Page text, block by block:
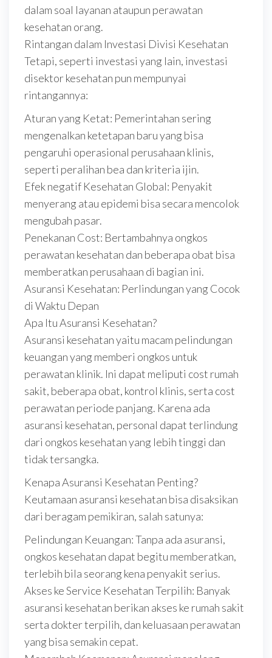
dalam soal layanan ataupun perawatan
kesehatan orang.
Rintangan dalam Investasi Divisi Kesehatan
Tetapi, seperti investasi yang lain, investasi
disektor kesehatan pun mempunyai
rintangannya:
Aturan yang Ketat: Pemerintahan sering
mengenalkan ketetapan baru yang bisa
pengaruhi operasional perusahaan klinis,
seperti peralihan bea dan kriteria ijin.
Efek negatif Kesehatan Global: Penyakit
menyerang atau epidemi bisa secara mencolok
mengubah pasar.
Penekanan Cost: Bertambahnya ongkos
perawatan kesehatan dan beberapa obat bisa
memberatkan perusahaan di bagian ini.
Asuransi Kesehatan: Perlindungan yang Cocok
di Waktu Depan
Apa Itu Asuransi Kesehatan?
Asuransi kesehatan yaitu macam pelindungan
keuangan yang memberi ongkos untuk
perawatan klinik. Ini dapat meliputi cost rumah
sakit, beberapa obat, kontrol klinis, serta cost
perawatan periode panjang. Karena ada
asuransi kesehatan, personal dapat terlindung
dari ongkos kesehatan yang lebih tinggi dan
tidak tersangka.
Kenapa Asuransi Kesehatan Penting?
Keutamaan asuransi kesehatan bisa disaksikan
dari beragam pemikiran, salah satunya:
Pelindungan Keuangan: Tanpa ada asuransi,
ongkos kesehatan dapat begitu memberatkan,
terlebih bila seorang kena penyakit serius.
Akses ke Service Kesehatan Terpilih: Banyak
asuransi kesehatan berikan akses ke rumah sakit
serta dokter terpilih, dan keluasaan perawatan
yang bisa semakin cepat.